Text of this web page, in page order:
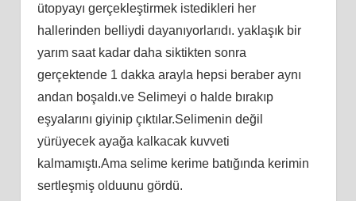
ütopyayı gerçekleştirmek istedikleri her
hallerinden belliydi dayanıyorlarıdı. yaklaşık bir
yarım saat kadar daha siktikten sonra
gerçektende 1 dakka arayla hepsi beraber aynı
andan boşaldı.ve Selimeyi o halde bırakıp
eşyalarını giyinip çıktılar.Selimenin değil
yürüyecek ayağa kalkacak kuvveti
kalmamıştı.Ama selime kerime batığında kerimin
sertleşmiş olduunu gördü.